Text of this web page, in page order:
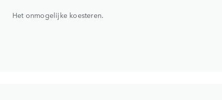
Het onmogelijke koesteren.